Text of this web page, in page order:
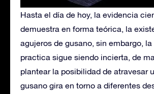
Hasta el día de hoy, la evidencia
demuestra en forma teórica, la
agujeros de gusano, sin embargo,
practica sigue siendo incierta, de
plantear la posibilidad de atravesar
gusano gira en torno a diferentes